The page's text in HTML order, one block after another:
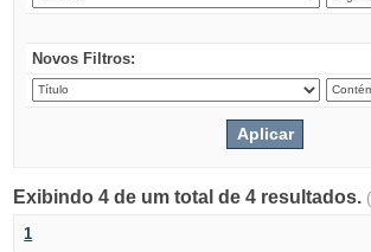
Novos Filtros:
Exibindo 4 de um total de 4 resultados.
1